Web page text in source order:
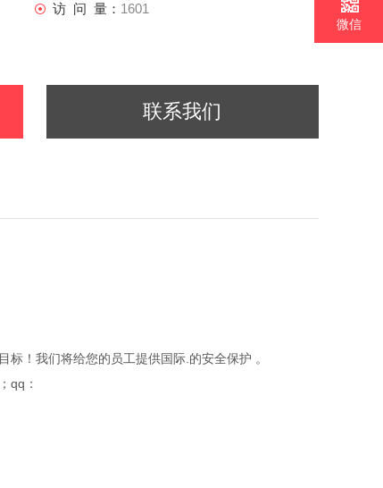
访 问 量： 1601
联系我们
！我们将给您的员工提供国际.的安全保护 。
qq：
微信